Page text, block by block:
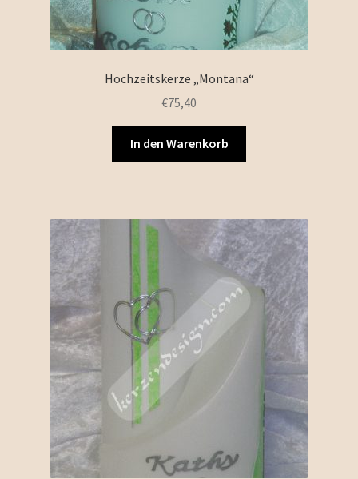
Hochzeitskerze „Montana“
€75,40
In den Warenkorb